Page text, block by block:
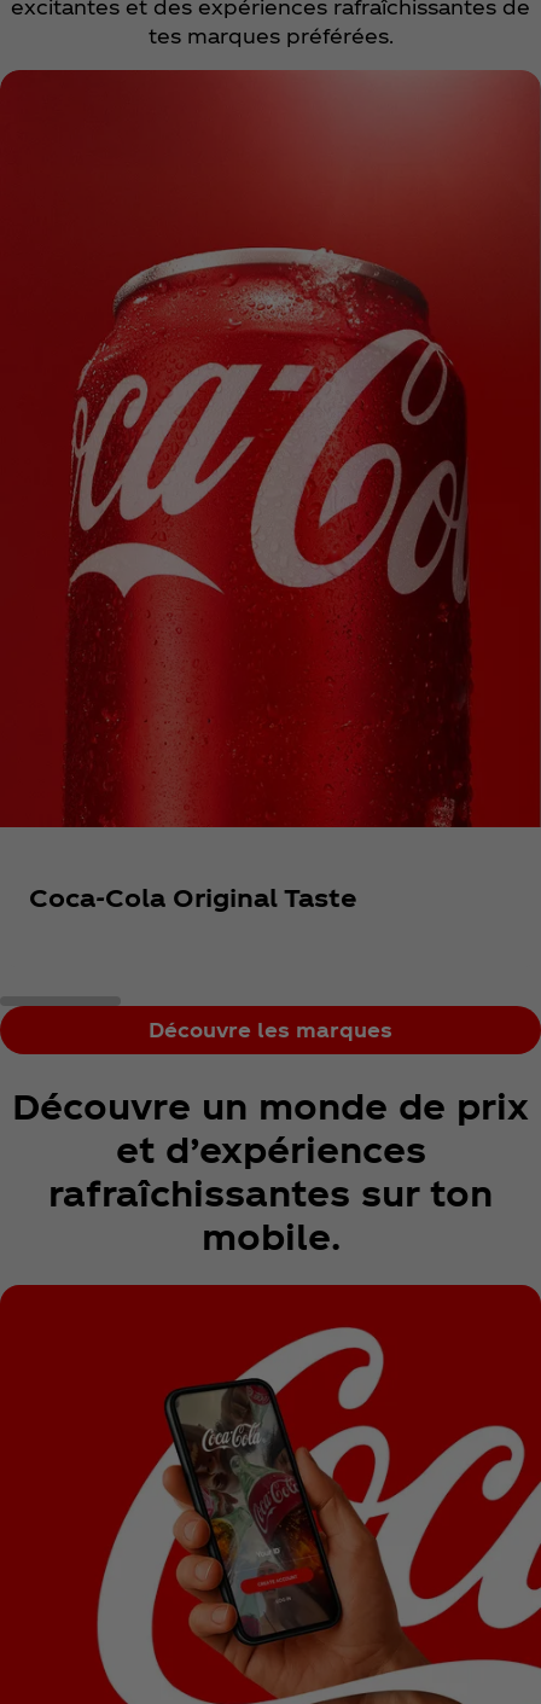
excitantes et des expériences rafraîchissantes de
tes marques préférées.
Coca‑Cola Original Taste
Découvre les marques
Découvre un monde de prix
et d’expériences
rafraîchissantes sur ton
mobile.